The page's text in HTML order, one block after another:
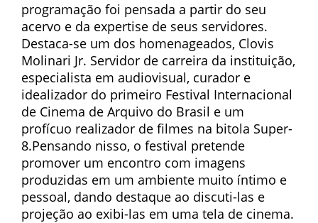
programação foi pensada a partir do seu
acervo e da expertise de seus servidores.
Destaca-se um dos homenageados, Clovis
Molinari Jr. Servidor de carreira da instituição,
especialista em audiovisual, curador e
idealizador do primeiro Festival Internacional
de Cinema de Arquivo do Brasil e um
profícuo realizador de filmes na bitola Super-
8.Pensando nisso, o festival pretende
promover um encontro com imagens
produzidas em um ambiente muito íntimo e
pessoal, dando destaque ao discuti-las e
projeção ao exibi-las em uma tela de cinema.